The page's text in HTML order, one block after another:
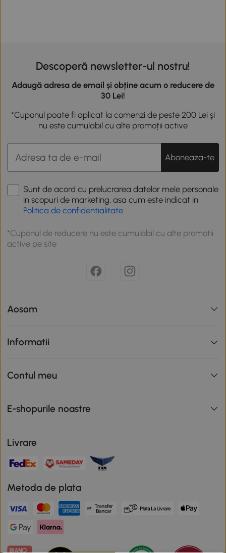
Descoperă newsletter-ul nostru!
Adaugă adresa de email și obține acum o reducere de
30 Lei!
*Cuponul poate fi aplicat la comenzi de peste 200 Lei și
nu este cumulabil cu alte promoții active
Aboneaza-te
Sunt de acord cu prelucrarea datelor mele personale
in scopuri de marketing, asa cum este indicat in
Politica de confidentialitate
*Cuponul de reducere nu este cumulabil cu alte promotii
active pe site
Aosom
Informatii
Contul meu
E-shopurile noastre
Livrare
Metoda de plata